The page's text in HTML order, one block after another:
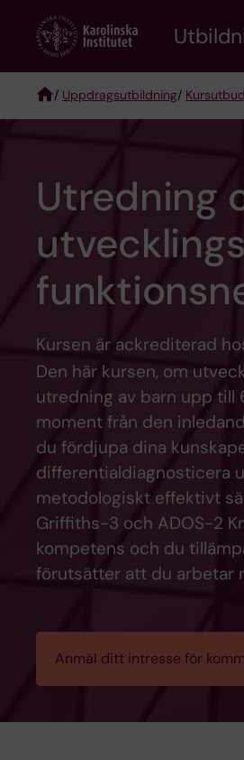
content
Breadcrumb
/ Uppdragsutbildning/ Kursutbud
Utredning
Kursen är ackrediterad
Den här kursen, om
utredning av barn upp till
moment från den
du fördjupa dina
differentialdiagnosticera
metodologiskt effektivt
Griffiths-3 och ADOS-2
kompetens och du
förutsätter att du arbetar
Anmäl ditt intresse för